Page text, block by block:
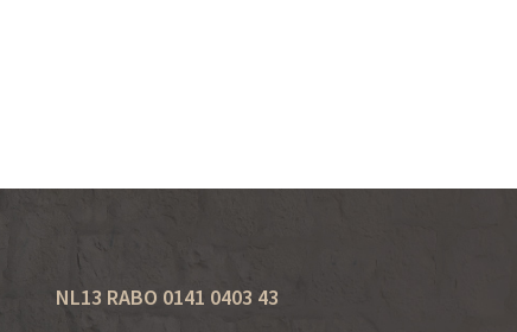
NL13 RABO 0141 0403 43